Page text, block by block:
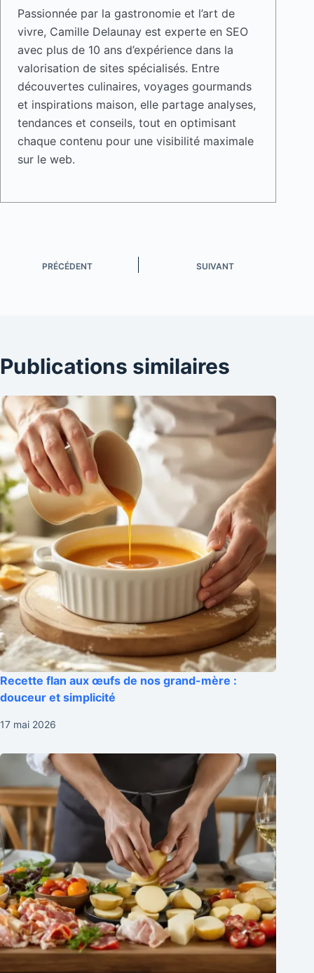
Passionnée par la gastronomie et l’art de
vivre, Camille Delaunay est experte en SEO
avec plus de 10 ans d’expérience dans la
valorisation de sites spécialisés. Entre
découvertes culinaires, voyages gourmands
et inspirations maison, elle partage analyses,
tendances et conseils, tout en optimisant
chaque contenu pour une visibilité maximale
sur le web.
PRÉCÉDENT SUIVANT
Publications similaires
Recette flan aux œufs de nos grand-mère :
douceur et simplicité
17 mai 2026